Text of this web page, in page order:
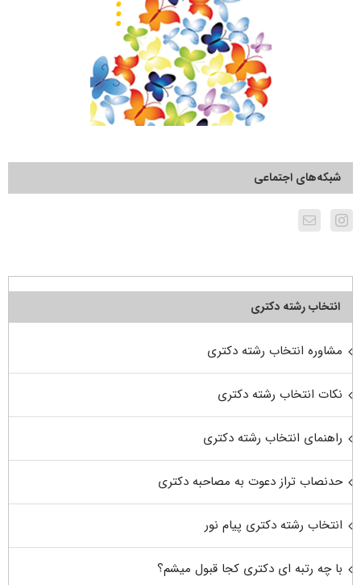
شبکه‌های اجتماعی
انتخاب رشته دکتری
مشاوره انتخاب رشته دکتری
نکات انتخاب رشته دکتری
راهنمای انتخاب رشته دکتری
حدنصاب تراز دعوت به مصاحبه دکتری
انتخاب رشته دکتری پیام نور
با چه رتبه ای دکتری کجا قبول میشم؟